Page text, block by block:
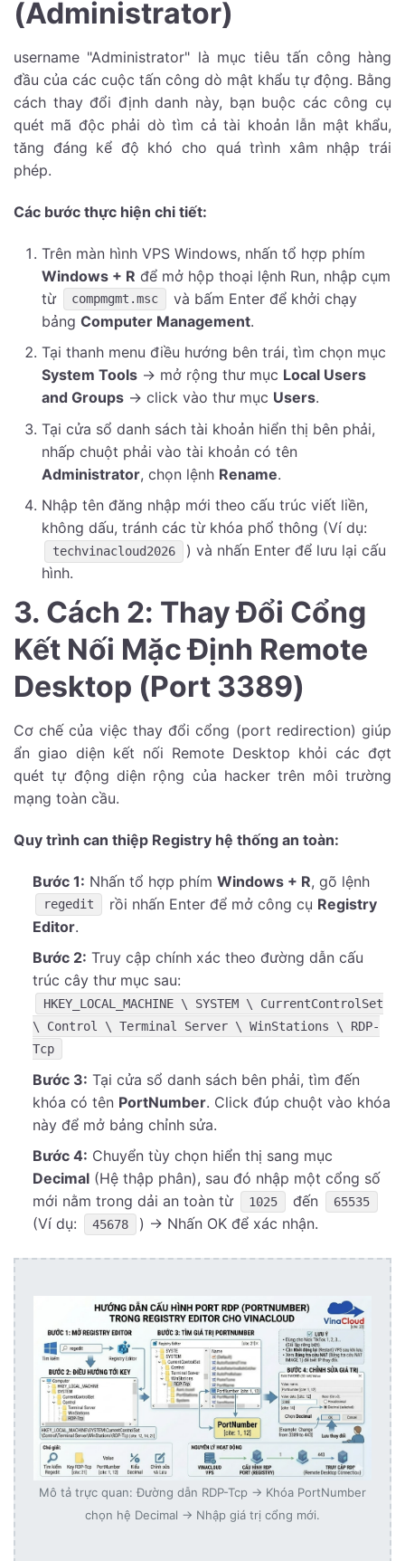
(Administrator)
username "Administrator" là mục tiêu tấn công hàng
đầu của các cuộc tấn công dò mật khẩu tự động. Bằng
cách thay đổi định danh này, bạn buộc các công cụ
quét mã độc phải dò tìm cả tài khoản lẫn mật khẩu,
tăng đáng kể độ khó cho quá trình xâm nhập trái
phép.
Các bước thực hiện chi tiết:
Trên màn hình VPS Windows, nhấn tổ hợp phím
Windows + R để mở hộp thoại lệnh Run, nhập cụm
từ
compmgmt.msc
và bấm Enter để khởi chạy
bảng Computer Management.
Tại thanh menu điều hướng bên trái, tìm chọn mục
System Tools-> mở rộng thư mục Local Users
and Groups-> click vào thư mục Users.
Tại cửa sổ danh sách tài khoản hiển thị bên phải,
nhấp chuột phải vào tài khoản có tên
Administrator, chọn lệnh Rename.
Nhập tên đăng nhập mới theo cấu trúc viết liền,
không dấu, tránh các từ khóa phổ thông (Ví dụ:
techvinacloud2026
) và nhấn Enter để lưu lại cấu
hình.
3. Cách 2: Thay Đổi Cổng
Kết Nối Mặc Định Remote
Desktop (Port 3389)
Cơ chế của việc thay đổi cổng (port redirection) giúp
ẩn giao diện kết nối Remote Desktop khỏi các đợt
quét tự động diện rộng của hacker trên môi trường
mạng toàn cầu.
Quy trình can thiệp Registry hệ thống an toàn:
Bước 1: Nhấn tổ hợp phím Windows + R, gõ lệnh
regedit rồi nhấn Enter để mở công cụ Registry
Editor.
Bước 2: Truy cập chính xác theo đường dẫn cấu
trúc cây thư mục sau:
HKEY_LOCAL_MACHINE \ SYSTEM \ CurrentControlSet
\ Control \ Terminal Server \ WinStations \ RDP-
Tcp
Bước 3: Tại cửa sổ danh sách bên phải, tìm đến
khóa có tên PortNumber. Click đúp chuột vào khóa
này để mở bảng chỉnh sửa.
Bước 4: Chuyển tùy chọn hiển thị sang mục
Decimal(Hệ thập phân), sau đó nhập một cổng số
mới nằm trong dải an toàn từ
1025 đến 65535
(Ví dụ: 45678 ) -> Nhấn OK để xác nhận.
Mô tả trực quan: Đường dẫn RDP-Tcp -> Khóa PortNumber
chọn hệ Decimal -> Nhập giá trị cổng mới.